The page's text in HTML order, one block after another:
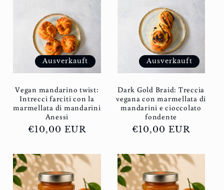
Ausverkauft
Vegan mandarino twist:
Intrecci farciti con la
marmellata di mandarini
Anessi
Normaler
€10,00 EUR
Ausverkauft
Dark Gold Braid: Treccia
vegana con marmellata di
mandarini e cioccolato
fondente
Normaler
€10,00 EUR